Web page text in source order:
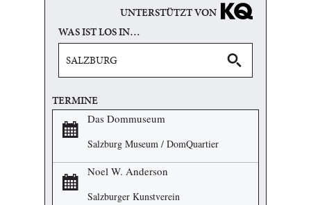
UNTERSTÜTZT VON
WAS IST LOS IN…
TERMINE
Das Dommuseum
Salzburg Museum / DomQuartier
Noel W. Anderson
Salzburger Kunstverein